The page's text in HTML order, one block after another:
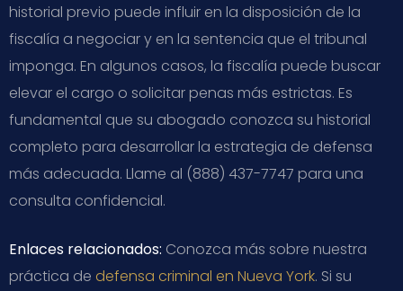
historial previo puede influir en la disposición de la
fiscalía a negociar y en la sentencia que el tribunal
imponga. En algunos casos, la fiscalía puede buscar
elevar el cargo o solicitar penas más estrictas. Es
fundamental que su abogado conozca su historial
completo para desarrollar la estrategia de defensa
más adecuada. Llame al (888) 437-7747 para una
consulta confidencial.
Enlaces relacionados: Conozca más sobre nuestra
práctica de defensa criminal en Nueva York. Si su